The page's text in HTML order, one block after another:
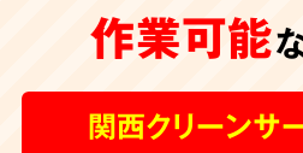
作業可能
関西クリーンサ